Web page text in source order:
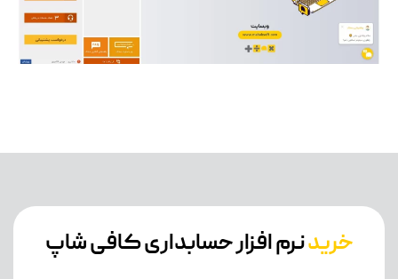
خریدنرم افزار حسابداری کافی شاپ